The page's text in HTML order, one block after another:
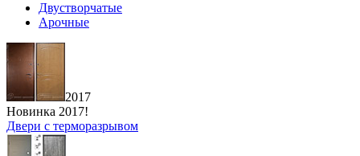
Двустворчатые
Арочные
2017
Новинка 2017!
Двери с терморазрывом